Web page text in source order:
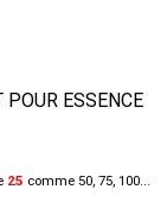
ESSENCE
25 comme 50, 75, 100...